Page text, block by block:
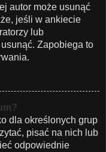
autor może usunąć
jeśli w ankiecie
lub
Zapobiega to
dla określonych grup
pisać na nich lub
odpowiednie